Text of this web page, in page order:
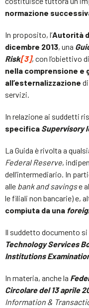
normazione
In proposito, l’Autorità
dicembre 2013, una
Risk[3], con l’obiettivo di
nella comprensione
all’esternalizzazione
servizi.
In relazione ai suddetti
specifica Supervisory
La Guida è rivolta a
Federal Reserve,
dell’intermediario. In
alle bank and savingse
le filiali non bancarie) e,
compiuta da una
Il suddetto documento si
Technology Services
Institutions
In materia, anche la
Circolare del 13 aprile
Information &